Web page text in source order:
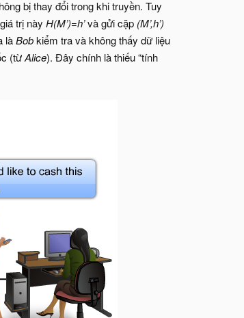
bị thay đổi trong khi truyền. Tuy
trị này H(M’)=h’và gửi cặp (M’,h’)
làBobkiểm tra và không thấy dữ liệu
(từAlice). Đây chính là thiếu “tính